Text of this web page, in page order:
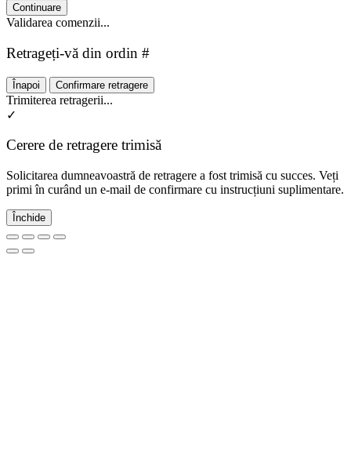
Continuare
Validarea comenzii...
Retrageți-vă din ordin #
Înapoi Confirmare retragere
Trimiterea retragerii...
✓
Cerere de retragere trimisă
Solicitarea dumneavoastră de retragere a fost trimisă cu succes. Veți
primi în curând un e-mail de confirmare cu instrucțiuni suplimentare.
Închide